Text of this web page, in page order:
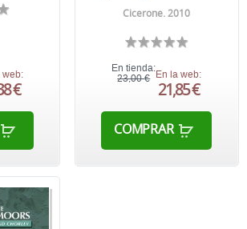
web:
€
Cicerone. 2010
En tienda:
23,00 € En la web:
21,85 €
COMPRAR